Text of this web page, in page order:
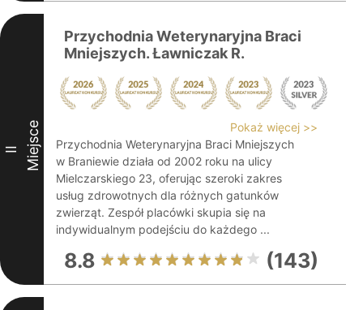
II Miejsce
Przychodnia Weterynaryjna Braci
Mniejszych. Ławniczak R.
Pokaż więcej >>
Przychodnia Weterynaryjna Braci Mniejszych
w Braniewie działa od 2002 roku na ulicy
Mielczarskiego 23, oferując szeroki zakres
usług zdrowotnych dla różnych gatunków
zwierząt. Zespół placówki skupia się na
indywidualnym podejściu do każdego ...
8.8 (143)